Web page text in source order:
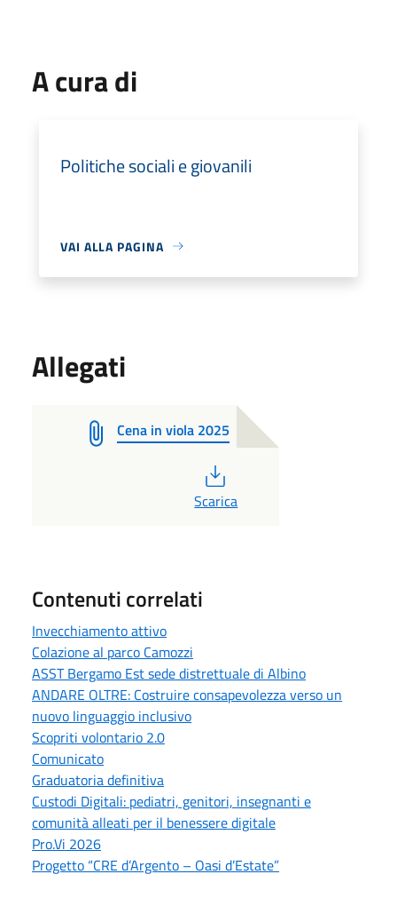
A cura di
Politiche sociali e giovanili
VAI ALLA PAGINA
Allegati
Cena in viola 2025
Scarica
Contenuti correlati
Invecchiamento attivo
Colazione al parco Camozzi
ASST Bergamo Est sede distrettuale di Albino
ANDARE OLTRE: Costruire consapevolezza verso un
nuovo linguaggio inclusivo
Scopriti volontario 2.0
Comunicato
Graduatoria definitiva
Custodi Digitali: pediatri, genitori, insegnanti e
comunità alleati per il benessere digitale
Pro.Vi 2026
Progetto “CRE d’Argento – Oasi d’Estate”